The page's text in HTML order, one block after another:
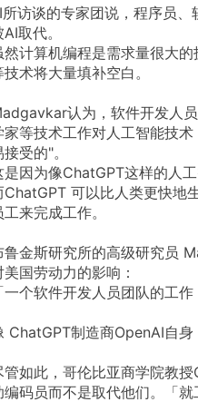
所访谈的专家团说，程序员
取代。
然计算机编程是需求量很大
技术将大量填补空白。
认为，软件开发人
家等技术工作对人工智能技
受的"。
是因为像ChatGPT这样的人
ChatGPT 可以比人类更快地
工来完成工作。
鲁金斯研究所的高级研究员
美国劳动力的影响：
一个软件开发人员团队的工作
ChatGPT制造商OpenAI自
管如此，哥伦比亚商学院教
编码员而不是取代他们。「